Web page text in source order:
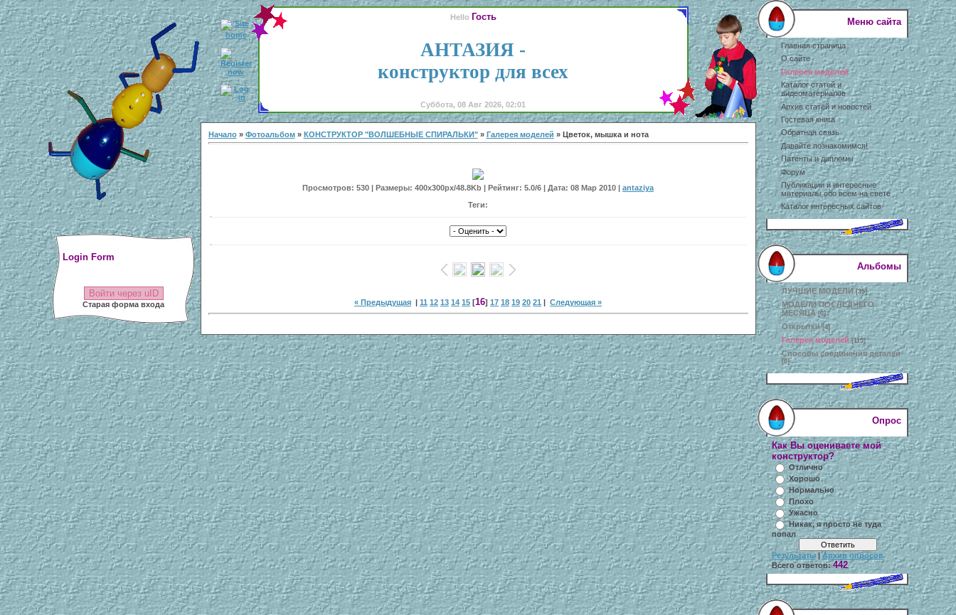
Login Form
Войти через uID
Старая форма входа
Hello Гость
АНТАЗИЯ -
конструктор для всех
Суббота, 08 Авг 2026, 02:01
Начало» Фотоальбом» КОНСТРУКТОР "ВОЛШЕБНЫЕ СПИРАЛЬКИ"» Галерея моделей » Цветок, мышка и нота
Просмотров: 530 | Размеры: 400x300px/48.8Kb | Рейтинг: 5.0/6 | Дата: 08 Мар 2010 | antaziya
Теги:
« Предыдущая | 11 12 13 14 15 [16] 17 18 19 20 21 | Следующая »
Меню сайта
Главная страница
О сайте
Галерея моделей
Каталог статей и
видеоматериалов
Архив статей и новостей
Гостевая книга
Обратная связь
Давайте познакомимся!
Патенты и дипломы
Форум
Публикации и интересные
материалы обо всем на свете
Каталог интересных сайтов
Альбомы
ЛУЧШИЕ МОДЕЛИ [35]
МОДЕЛИ ПОСЛЕДНЕГО
МЕСЯЦА [0]
Открытки [4]
Галерея моделей [115]
Способы соединения деталей
[0]
Опрос
Как Вы оцениваете мой
конструктор?
Отлично
Хорошо
Нормально
Плохо
Ужасно
Никак, я просто не туда
попал
Результаты|Архив опросов
Всего ответов:442